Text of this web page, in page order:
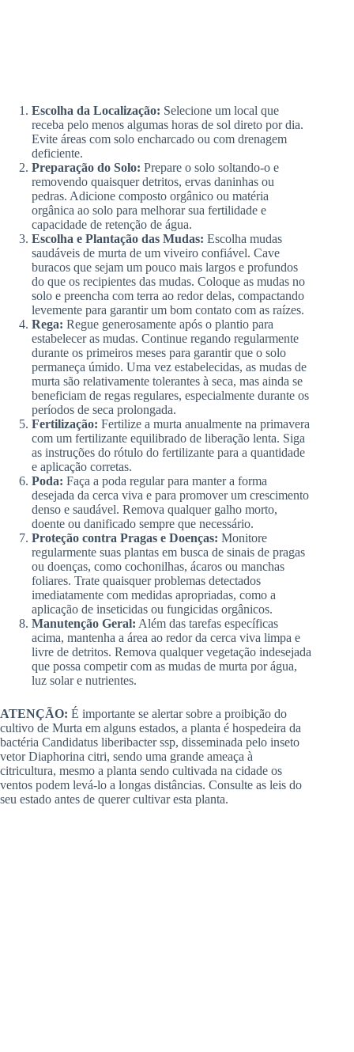
Escolha da Localização: Selecione um local que
receba pelo menos algumas horas de sol direto por dia.
Evite áreas com solo encharcado ou com drenagem
deficiente.
Preparação do Solo: Prepare o solo soltando-o e
removendo quaisquer detritos, ervas daninhas ou
pedras. Adicione composto orgânico ou matéria
orgânica ao solo para melhorar sua fertilidade e
capacidade de retenção de água.
Escolha e Plantação das Mudas: Escolha mudas
saudáveis de murta de um viveiro confiável. Cave
buracos que sejam um pouco mais largos e profundos
do que os recipientes das mudas. Coloque as mudas no
solo e preencha com terra ao redor delas, compactando
levemente para garantir um bom contato com as raízes.
Rega: Regue generosamente após o plantio para
estabelecer as mudas. Continue regando regularmente
durante os primeiros meses para garantir que o solo
permaneça úmido. Uma vez estabelecidas, as mudas de
murta são relativamente tolerantes à seca, mas ainda se
beneficiam de regas regulares, especialmente durante os
períodos de seca prolongada.
Fertilização: Fertilize a murta anualmente na primavera
com um fertilizante equilibrado de liberação lenta. Siga
as instruções do rótulo do fertilizante para a quantidade
e aplicação corretas.
Poda: Faça a poda regular para manter a forma
desejada da cerca viva e para promover um crescimento
denso e saudável. Remova qualquer galho morto,
doente ou danificado sempre que necessário.
Proteção contra Pragas e Doenças: Monitore
regularmente suas plantas em busca de sinais de pragas
ou doenças, como cochonilhas, ácaros ou manchas
foliares. Trate quaisquer problemas detectados
imediatamente com medidas apropriadas, como a
aplicação de inseticidas ou fungicidas orgânicos.
Manutenção Geral: Além das tarefas específicas
acima, mantenha a área ao redor da cerca viva limpa e
livre de detritos. Remova qualquer vegetação indesejada
que possa competir com as mudas de murta por água,
luz solar e nutrientes.
ATENÇÃO: É importante se alertar sobre a proibição do
cultivo de Murta em alguns estados, a planta é hospedeira da
bactéria Candidatus liberibacter ssp, disseminada pelo inseto
vetor Diaphorina citri, sendo uma grande ameaça à
citricultura, mesmo a planta sendo cultivada na cidade os
ventos podem levá-lo a longas distâncias. Consulte as leis do
seu estado antes de querer cultivar esta planta.